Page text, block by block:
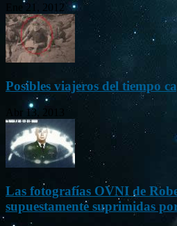
Ene 21, 2012
Posibles viajeros del tiempo
Abr 13, 2013
Las fotografías OVNI de
supuestamente suprimidas